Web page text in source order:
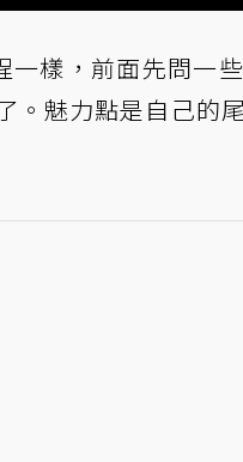
樣，前面先問一
。魅力點是自己的